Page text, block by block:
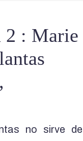
2 : Marie
no sirve de